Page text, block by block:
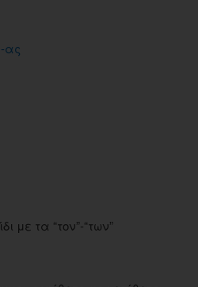
ας
με τα “τον”-“των”